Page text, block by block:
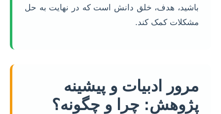
باشید، هدف، خلق دانش است که در نهایت به حل
مشکلات کمک کند.
مرور ادبیات و پیشینه
پژوهش: چرا و چگونه؟